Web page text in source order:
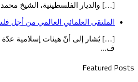
[…] والديار الفلسطينية، الشيخ
الملتقى العلمائي العالمي من أجل
[…] يُشار إلى أنّ هيئات إسلامية
ف...
Featured Posts